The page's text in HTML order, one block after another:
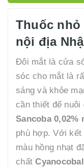
Thuốc nhỏ
nội địa
Đôi mắt là cửa
sóc cho mắt là
sáng và khỏe
cần thiết để
Sancoba 0,02%
phù hợp. Với kết
màu hồng nhạt
chất